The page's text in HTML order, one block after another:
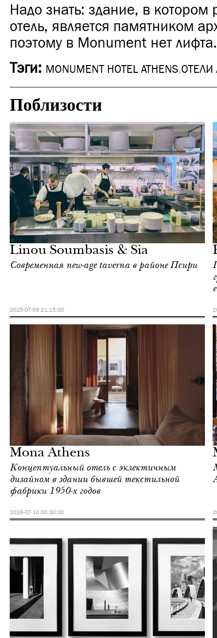
Надо знать: здание, в котором
отель, является памятником
поэтому в Monument нет лифта.
Тэги: MONUMENT HOTEL ATHENS,
Поблизости
Linou Soumbasis & Sia
Современная new-age taverna в районе Псири
2025-07-09 21:15:00
среда
Mona Athens
Концептуальный отель с эклектичным
дизайном в здании бывшей текстильной
фабрики 1950-х годов
2026-07-10 00:30:00